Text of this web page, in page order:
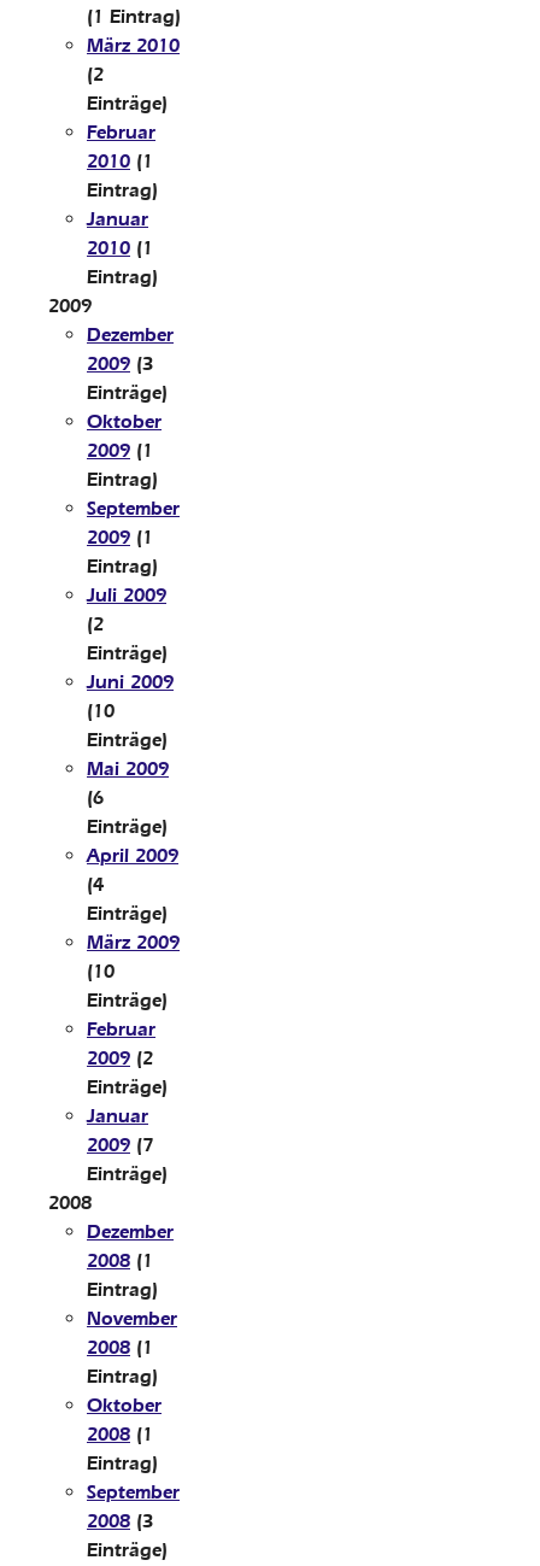
(1 Eintrag)
März 2010
(2
Einträge)
Februar
2010 (1
Eintrag)
Januar
2010 (1
Eintrag)
2009
Dezember
2009 (3
Einträge)
Oktober
2009 (1
Eintrag)
September
2009 (1
Eintrag)
Juli 2009
(2
Einträge)
Juni 2009
(10
Einträge)
Mai 2009
(6
Einträge)
April 2009
(4
Einträge)
März 2009
(10
Einträge)
Februar
2009 (2
Einträge)
Januar
2009 (7
Einträge)
2008
Dezember
2008 (1
Eintrag)
November
2008 (1
Eintrag)
Oktober
2008 (1
Eintrag)
September
2008 (3
Einträge)